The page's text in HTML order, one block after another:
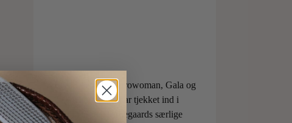
ELLE, Vogue, Eurowoman, Gala og
Aftonbladet har tjekket ind i
Charlotte Torpegaards særlige